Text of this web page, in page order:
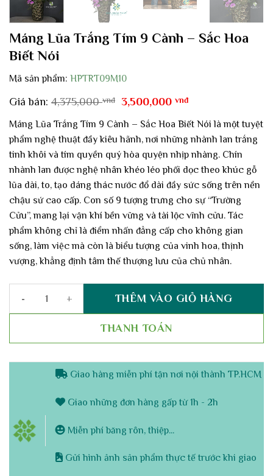
Máng Lũa Trắng Tím 9 Cành – Sắc Hoa
Biết Nói
Mã sản phẩm: HPTRT09M10
Giá bán: 4,375,000vnđ
Giá
là:
4,375,000 vnđ.
3,500,000vnđGiá
tại
là:
3,500,000 vnđ.
Máng Lũa Trắng Tím 9 Cành – Sắc Hoa Biết Nói là một tuyệt
phẩm nghệ thuật đầy kiêu hãnh, nơi những nhành lan trắng
tinh khôi và tím quyền quý hòa quyện nhịp nhàng. Chín
nhành lan được nghệ nhân khéo léo phối dọc theo khúc gỗ
lũa dài, to, tạo dáng thác nước đổ dài đầy sức sống trên nền
chậu sứ cao cấp. Con số 9 tượng trưng cho sự “Trường
Cửu”, mang lại vận khí bền vững và tài lộc vĩnh cửu. Tác
phẩm không chỉ là điểm nhấn đẳng cấp cho không gian
sống, làm việc mà còn là biểu tượng của vinh hoa, thịnh
vượng, khẳng định tâm thế thượng lưu của chủ nhân.
Máng Lũa Trắng Tím 9 Cành – Sắc Hoa Biết Nói số lượng
THÊM VÀO GIỎ HÀNG
THANH TOÁN
Giao hàng miễn phí tận nơi nội thành TP.HCM
Giao những đơn hàng gấp từ 1h - 2h
Miễn phí băng rôn, thiệp...
Gửi hình ảnh sản phẩm thực tế trước khi giao